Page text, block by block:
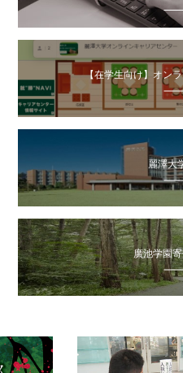
【在学生向け】オン
麗澤大
廣池学園